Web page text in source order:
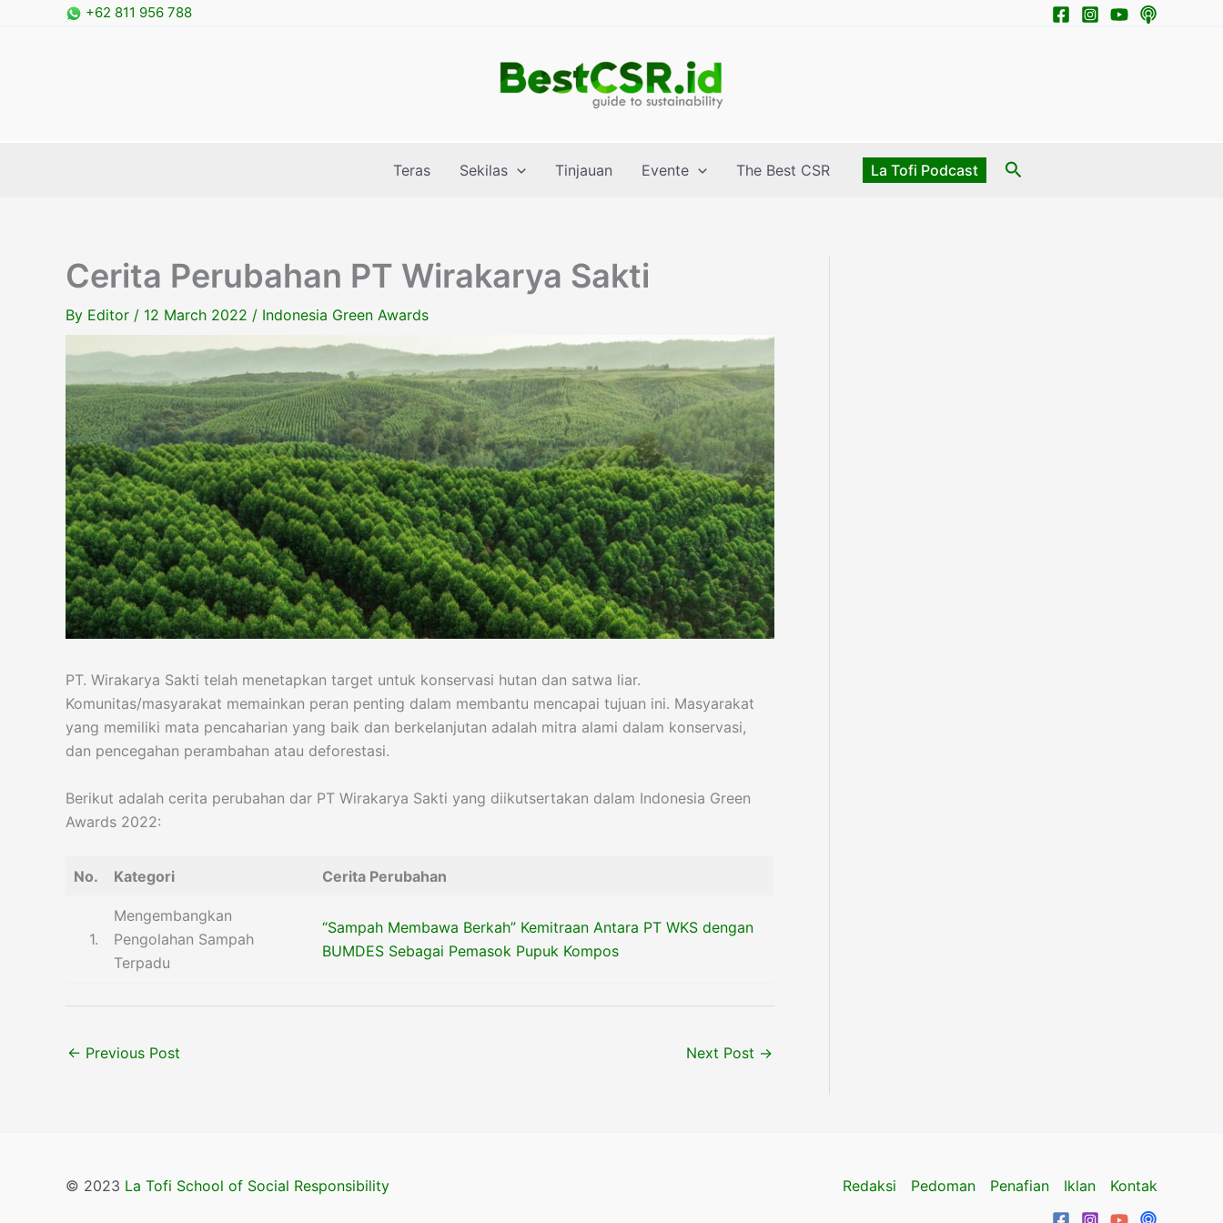
+62 811 956 788
Teras Sekilas Tinjauan Evente The Best CSR La Tofi Podcast Search
Cerita Perubahan PT Wirakarya Sakti
By Editor / 12 March 2022 / Indonesia Green Awards
PT. Wirakarya Sakti telah menetapkan target untuk konservasi hutan dan satwa liar.
Komunitas/masyarakat memainkan peran penting dalam membantu mencapai tujuan ini. Masyarakat
yang memiliki mata pencaharian yang baik dan berkelanjutan adalah mitra alami dalam konservasi,
dan pencegahan perambahan atau deforestasi.
Berikut adalah cerita perubahan dar PT Wirakarya Sakti yang diikutsertakan dalam Indonesia Green
Awards 2022:
No. Kategori Cerita Perubahan
1.
Mengembangkan
Pengolahan Sampah
Terpadu
“Sampah Membawa Berkah” Kemitraan Antara PT WKS dengan
BUMDES Sebagai Pemasok Pupuk Kompos
← Previous Post Next Post →
© 2023 La Tofi School of Social Responsibility Redaksi Pedoman Penafian Iklan Kontak